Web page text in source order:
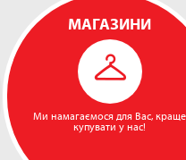
МАГАЗИНИ
Ми намагаємося для Вас, краще
купувати у нас!